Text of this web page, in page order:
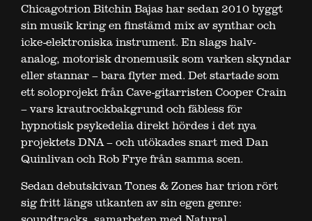
Chicagotrion Bitchin Bajas har sedan 2010 byggt
sin musik kring en finstämd mix av synthar och
icke-elektroniska instrument. En slags halv-
analog, motorisk dronemusik som varken skyndar
eller stannar – bara flyter med. Det startade som
ett soloprojekt från Cave-gitarristen Cooper Crain
– vars krautrockbakgrund och fäbless för
hypnotisk psykedelia direkt hördes i det nya
projektets DNA – och utökades snart med Dan
Quinlivan och Rob Frye från samma scen.
Sedan debutskivan Tones & Zones har trion rört
sig fritt längs utkanten av sin egen genre: